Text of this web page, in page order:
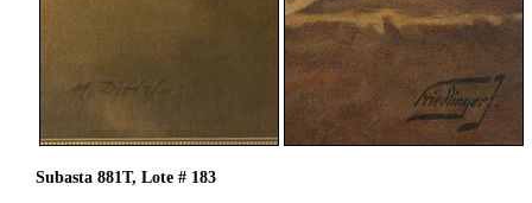
Subasta 881T, Lote # 183